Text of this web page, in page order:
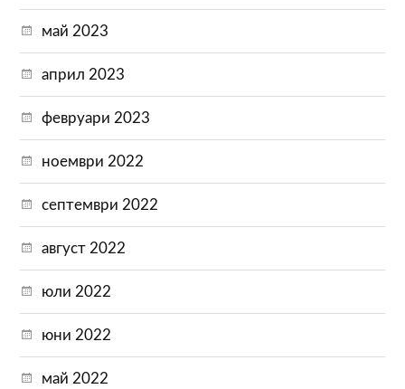
май 2023
април 2023
февруари 2023
ноември 2022
септември 2022
август 2022
юли 2022
юни 2022
май 2022